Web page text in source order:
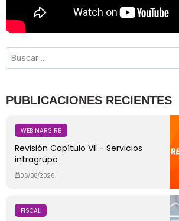
PUBLICACIONES RECIENTES
WEBINARS RB
Revisión Capítulo VII - Servicios
intragrupo
06/08/2026
FISCAL